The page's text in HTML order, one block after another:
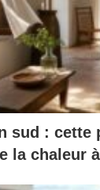
sud : cette
la chaleur